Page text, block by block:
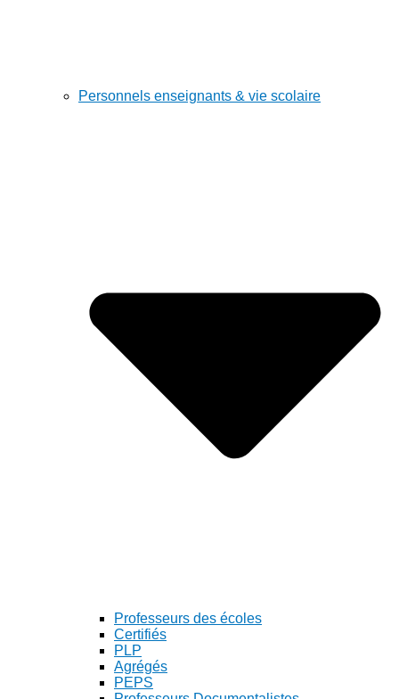
Personnels enseignants & vie scolaire
Professeurs des écoles
Certifiés
PLP
Agrégés
PEPS